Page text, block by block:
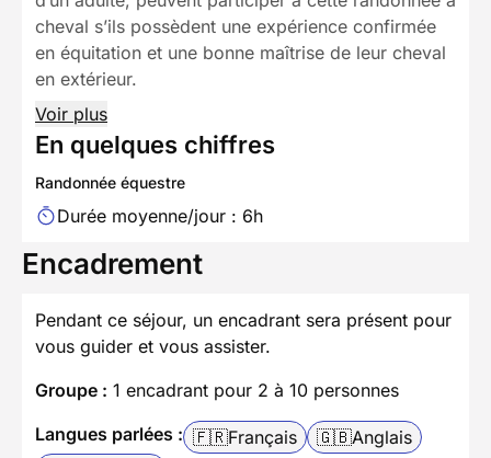
cheval s’ils possèdent une expérience confirmée
en équitation et une bonne maîtrise de leur cheval
en extérieur.
Voir plus
En quelques chiffres
Randonnée équestre
Durée moyenne/jour : 6h
Encadrement
Pendant ce séjour, un encadrant sera présent pour
vous guider et vous assister.
Groupe : 1 encadrant pour 2 à 10 personnes
Langues parlées : 🇫🇷Français 🇬🇧Anglais